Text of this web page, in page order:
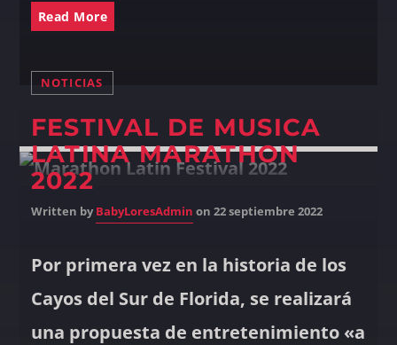
Read More
NOTICIAS
FESTIVAL DE MUSICA
LATINA MARATHON
2022
Written byBabyLoresAdmin on 22 septiembre 2022
Por primera vez en la historia de los
Cayos del Sur de Florida, se realizará
una propuesta de entretenimiento «a